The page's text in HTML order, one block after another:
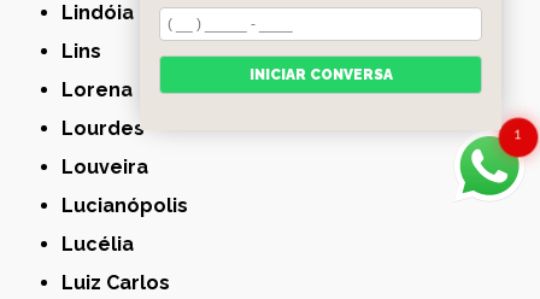
Lindóia
Lins
Lorena
Lourdes
Louveira
Lucianópolis
Lucélia
Luiz Carlos
1
INICIAR CONVERSA